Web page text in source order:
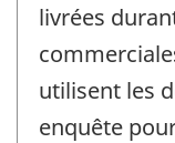
livrées
utilisent les
enquête